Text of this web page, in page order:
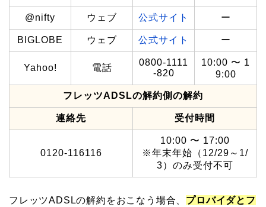
@nifty ウェブ 公式サイト ー
BIGLOBE ウェブ 公式サイト ー
Yahoo! 電話
0800-1111
-820
10:00 〜 1
9:00
フレッツADSLの解約側の解約
連絡先 受付時間
0120-116116
10:00 〜 17:00
※年末年始（12/29～1/
3）のみ受付不可
フレッツADSLの解約をおこなう場合、 プロバイダとフ